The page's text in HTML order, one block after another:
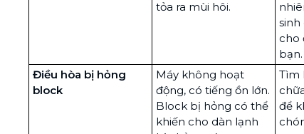
tỏa ra mùi hôi.
sinh
cho
bạn.
Điều hòa bị hỏng
block
Máy không hoạt
động, có tiếng ồn lớn.
Block bị hỏng có thể
khiến cho dàn lạnh
Tìm
để